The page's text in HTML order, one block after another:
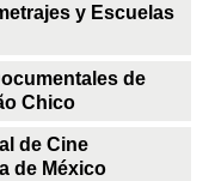
y Escuelas
de
Chico
de Cine
de México